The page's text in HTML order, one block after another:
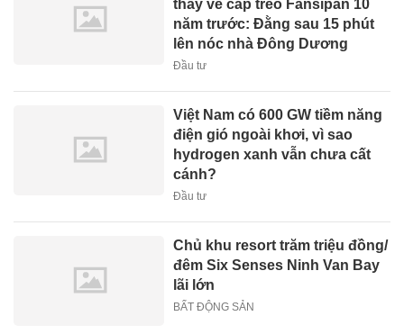
thấy về cáp treo Fansipan 10
năm trước: Đằng sau 15 phút
lên nóc nhà Đông Dương
Đầu tư
Việt Nam có 600 GW tiềm năng
điện gió ngoài khơi, vì sao
hydrogen xanh vẫn chưa cất
cánh?
Đầu tư
Chủ khu resort trăm triệu đồng/
đêm Six Senses Ninh Van Bay
lãi lớn
BẤT ĐỘNG SẢN